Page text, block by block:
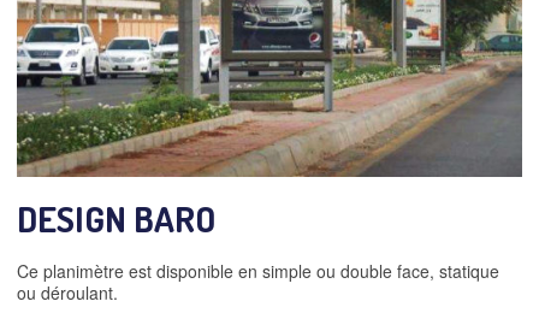
DESIGN BARO
Ce planimètre est disponible en simple ou double face, statique
ou déroulant.